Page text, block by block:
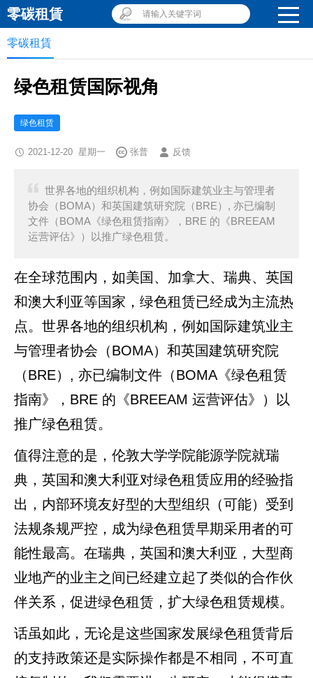
零碳租賃 请输入关键字词
零碳租賃
绿色租赁国际视角
绿色租赁
2021-12-20 星期一 张普 反馈
世界各地的组织机构，例如国际建筑业主与管理者
协会（BOMA）和英国建筑研究院（BRE）, 亦已编制
文件（BOMA《绿色租赁指南》，BRE 的《BREEAM
运营评估》）以推广绿色租赁。
在全球范围内，如美国、加拿大、瑞典、英国
和澳大利亚等国家，绿色租赁已经成为主流热
点。世界各地的组织机构，例如国际建筑业主
与管理者协会（BOMA）和英国建筑研究院
（BRE）, 亦已编制文件（BOMA《绿色租赁
指南》，BRE 的《BREEAM 运营评估》）以
推广绿色租赁。
值得注意的是，伦敦大学学院能源学院就瑞
典，英国和澳大利亚对绿色租赁应用的经验指
出，内部环境友好型的大型组织（可能）受到
法规条规严控，成为绿色租赁早期采用者的可
能性最高。在瑞典，英国和澳大利亚，大型商
业地产的业主之间已经建立起了类似的合作伙
伴关系，促进绿色租赁，扩大绿色租赁规模。
话虽如此，无论是这些国家发展绿色租赁背后
的支持政策还是实际操作都是不相同，不可直